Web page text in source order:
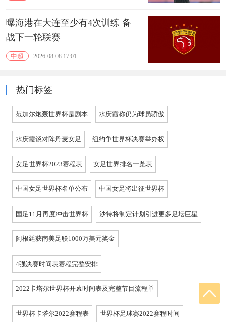
曝海港在大连至少有4次训练 备
战下一轮联赛
中超 2026-08-08 17:01
热门标签
范加尔炮轰世界杯是剧本 水庆霞称仍为球员骄傲
水庆霞谈对阵丹麦女足 纽约争世界杯决赛举办权
女足世界杯2023赛程表 女足世界排名一览表
中国女足世界杯名单公布 中国女足将出征世界杯
国足11月再度冲击世界杯 沙特将制定计划引进更多足坛巨星
阿根廷获南美足联1000万美元奖金
4强决赛时间表赛程完整安排
2022卡塔尔世界杯开幕时间表及完整节目流程单
世界杯卡塔尔2022赛程表 世界杯足球赛2022赛程时间